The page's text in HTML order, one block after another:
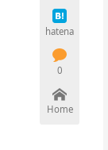
hatena
0
Home